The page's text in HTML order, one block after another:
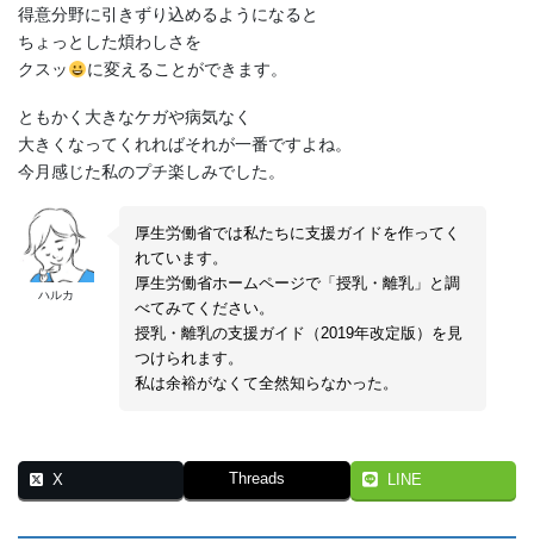
得意分野に引きずり込めるようになると
ちょっとした煩わしさを
クスッ
に変えることができます。
ともかく大きなケガや病気なく
大きくなってくれればそれが一番ですよね。
今月感じた私のプチ楽しみでした。
ハルカ
厚生労働省では私たちに支援ガイドを作ってく
れています。
厚生労働省ホームページで「授乳・離乳」と調
べてみてください。
授乳・離乳の支援ガイド（2019年改定版）を見
つけられます。
私は余裕がなくて全然知らなかった。
X Threads LINE